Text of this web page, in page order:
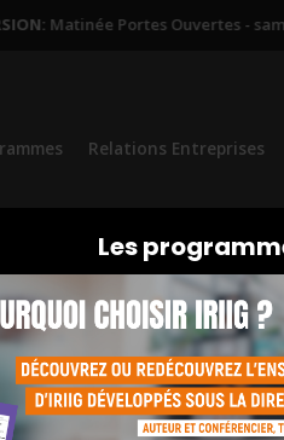
Les
Matinée Portes Ouvertes -
Relations Entreprises